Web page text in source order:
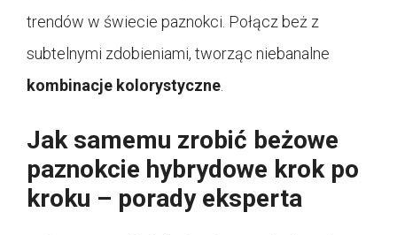
trendów w świecie paznokci. Połącz beż z
subtelnymi zdobieniami, tworząc niebanalne
kombinacje kolorystyczne
Jak samemu zrobić beżowe
paznokcie hybrydowe krok po
kroku – porady eksperta